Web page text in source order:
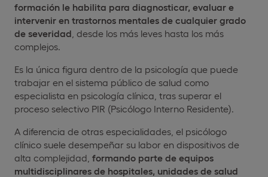
formación le habilita para diagnosticar, evaluar e
intervenir en trastornos mentales de cualquier grado
de severidad , desde los más leves hasta los más
complejos.
Es la única figura dentro de la psicología que puede
trabajar en el sistema público de salud como
especialista en psicología clínica, tras superar el
proceso selectivo PIR (Psicólogo Interno Residente).
A diferencia de otras especialidades, el psicólogo
clínico suele desempeñar su labor en dispositivos de
alta complejidad, formando parte de equipos
multidisciplinares de hospitales, unidades de salud